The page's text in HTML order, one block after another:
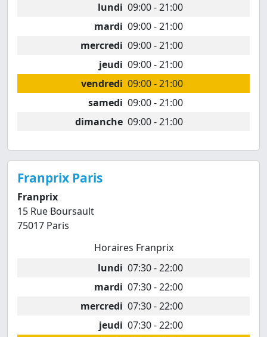
lundi 09:00 - 21:00
mardi 09:00 - 21:00
mercredi 09:00 - 21:00
jeudi 09:00 - 21:00
vendredi 09:00 - 21:00
samedi 09:00 - 21:00
dimanche 09:00 - 21:00
Franprix Paris
Franprix
15 Rue Boursault
75017 Paris
Horaires Franprix
lundi 07:30 - 22:00
mardi 07:30 - 22:00
mercredi 07:30 - 22:00
jeudi 07:30 - 22:00